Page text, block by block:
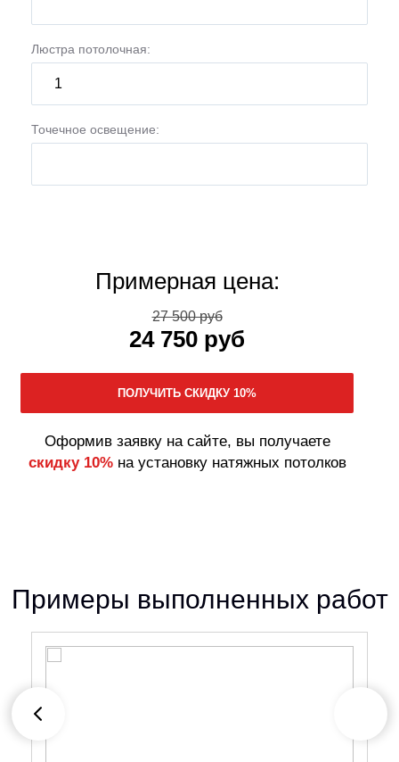
Люстра потолочная:
Точечное освещение:
Примерная цена:
27 500 руб
24 750 руб
Оформив заявку на сайте, вы получаете
скидку 10%на установку натяжных потолков
Примеры выполненных работ